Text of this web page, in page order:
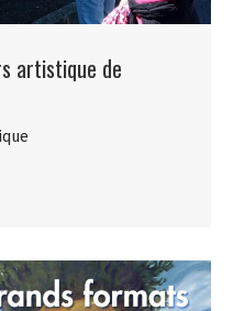
artistique de